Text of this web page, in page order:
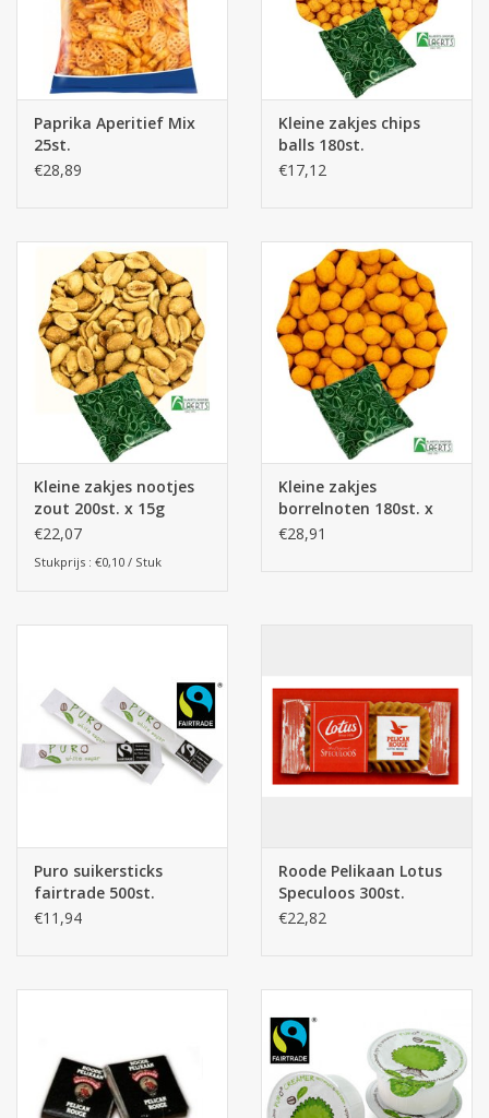
Koffiemachines
Verpakking
Kantoorbenodigdheden
Corona
Sinterklaassnoep
Carnavalssnoep
Paasgeschenken
Merken
Paprika Aperitief Mix
25st.
€28,89
Kleine zakjes chips
balls 180st.
€17,12
Kleine zakjes nootjes
zout 200st. x 15g
(piramide vorm zakjes)
€22,07
Stukprijs : €0,10 / Stuk
Kleine zakjes
borrelnoten 180st. x
15g
€28,91
Puro suikersticks
fairtrade 500st.
€11,94
Roode Pelikaan Lotus
Speculoos 300st.
€22,82